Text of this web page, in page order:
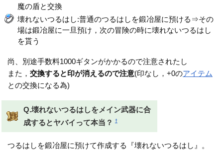
魔の盾と交換
壊れないつるはし:普通のつるはしを鍛冶屋に預ける⇒その
場は鍛冶屋に一旦預け，次の冒険の時に壊れないつるはし
を貰う
尚、別途手数料1000ギタンがかかるので注意されたし
また，交換すると印が消えるので注意(印なし，+0のアイテム
との交換になる為)
Q.壊れないつるはしをメイン武器に合
成するとヤバイって本当？
†
つるはしを鍛冶屋に預けて作成する『壊れないつるはし』。